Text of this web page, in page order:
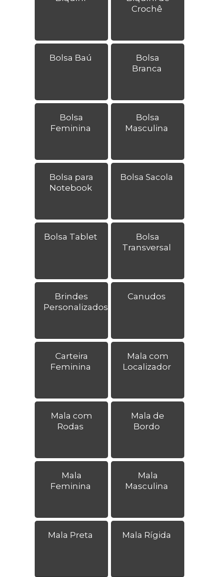
Crochê
Bolsa Baú
Bolsa
Branca
Bolsa
Feminina
Bolsa
Masculina
Bolsa para
Notebook
Bolsa Sacola
Bolsa Tablet
Bolsa
Transversal
Brindes
Personalizados
Canudos
Carteira
Feminina
Mala com
Localizador
Mala com
Rodas
Mala de
Bordo
Mala
Feminina
Mala
Masculina
Mala Preta Mala Rígida